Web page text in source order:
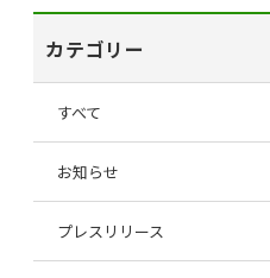
カテゴリー
すべて
お知らせ
プレスリリース